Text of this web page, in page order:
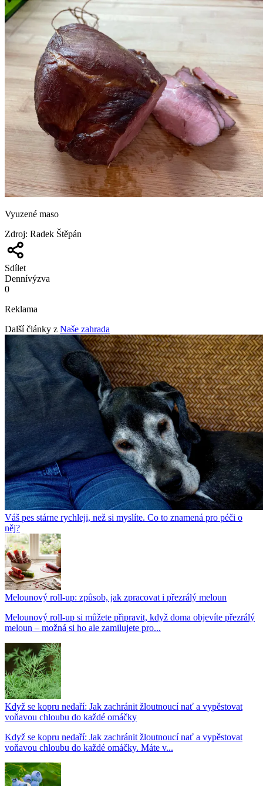
Vyuzené maso
Zdroj: Radek Štěpán
Sdílet
Dennívýzva
0
Reklama
Další články z Naše zahrada
Váš pes stárne rychleji, než si myslíte. Co to znamená pro péči o
něj?
Melounový roll-up: způsob, jak zpracovat i přezrálý meloun
Melounový roll-up si můžete připravit, když doma objevíte přezrálý
meloun – možná si ho ale zamilujete pro...
Když se kopru nedaří: Jak zachránit žloutnoucí nať a vypěstovat
voňavou chloubu do každé omáčky
Když se kopru nedaří: Jak zachránit žloutnoucí nať a vypěstovat
voňavou chloubu do každé omáčky. Máte v...